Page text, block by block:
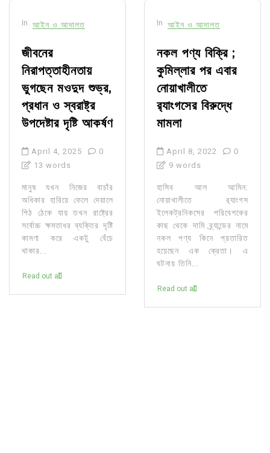
In আইন ও আদালত
জীবনের
নিরাপত্তাহীনতায়
ভুগছেন মওদুদ শুভ্র,
প্রধান ও স্বরাষ্ট্র
উপদেষ্টার দৃষ্টি আকর্ষণ
April 4, 2025
0
13 words
মানুষ যখন নিজের বাচাঁর
অধিকার হারিয়ে ফেলে দেয়ালে
পিঠ ঠেকে যায় তখন রাষ্ট্রের
সর্বোচ্চ ক্ষমতাধর ব্যক্তির দৃষ্টি
কামণা করে একটু বেঁচে
থাকার...
Read out all
In আইন ও আদালত
নকল পণ্য বিক্রি ;
কুমিল্লার পর এবার
নোয়াখালীতে
র‌্যাংগসের বিরুদ্ধে
মামলা
April 8, 2022
0
9 words
হাসিব আল আমিন:
নোয়াখালীতে র‌্যাংগস
ইলেকট্রনিকসের পরিবেশকের
কাছ থেকে দামি ব্র্যান্ডের নামে
নকল পণ্য কিনে প্রতারিত
হয়েছেন এক ক্রেতা। এ
ঘটনায় তিনি...
Read out all